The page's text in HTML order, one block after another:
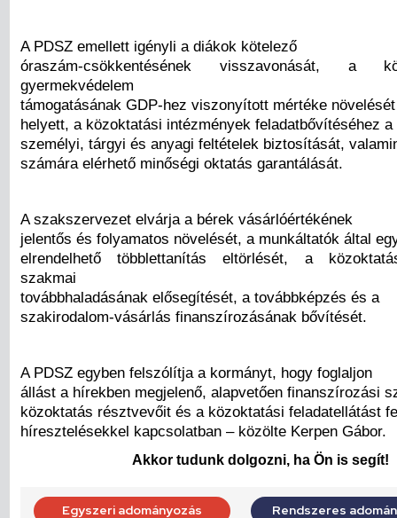
A PDSZ emellett igényli a diákok kötelező
óraszám-csökkentésének visszavonását, a
gyermekvédelem
támogatásának GDP-hez viszonyított mértéke
helyett, a közoktatási intézmények feladatbővítéséhez a
személyi, tárgyi és anyagi feltételek biztosítását,
számára elérhető minőségi oktatás garantálását.
A szakszervezet elvárja a bérek vásárlóértékének
jelentős és folyamatos növelését, a munkáltatók által
elrendelhető többlettanítás eltörlését, a
szakmai
továbbhaladásának elősegítését, a továbbképzés és a
szakirodalom-vásárlás finanszírozásának bővítését.
A PDSZ egyben felszólítja a kormányt, hogy foglaljon
állást a hírekben megjelenő, alapvetően finanszírozási
közoktatás résztvevőit és a közoktatási feladatellátást
híresztelésekkel kapcsolatban – közölte Kerpen Gábor.
Akkor tudunk dolgozni, ha Ön is segít!